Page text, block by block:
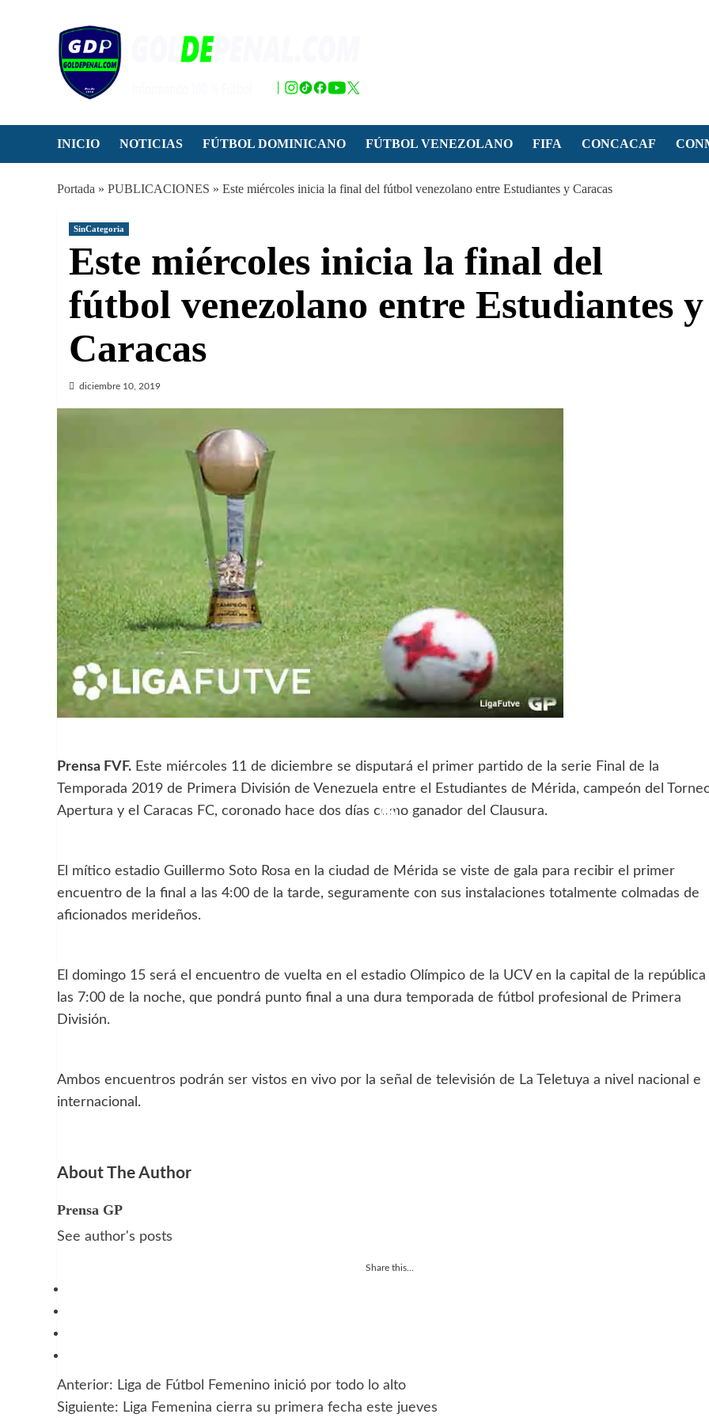
INICIO NOTICIAS FÚTBOL DOMINICANO FÚTBOL VENEZOLANO FIFA CONCACAF
Portada » PUBLICACIONES » Este miércoles inicia la final del fútbol venezolano entre Estudiantes y Caracas
SinCategoria
Este miércoles inicia la final del
fútbol venezolano entre Estudiantes y
Caracas
diciembre 10, 2019
Prensa FVF. Este miércoles 11 de diciembre se disputará el primer partido de la serie Final de la
Temporada 2019 de Primera División de Venezuela entre el Estudiantes de Mérida, campeón del
Apertura y el Caracas FC, coronado hace dos días como ganador del Clausura.
El mítico estadio Guillermo Soto Rosa en la ciudad de Mérida se viste de gala para recibir el primer
encuentro de la final a las 4:00 de la tarde, seguramente con sus instalaciones totalmente colmadas de
aficionados merideños.
El domingo 15 será el encuentro de vuelta en el estadio Olímpico de la UCV en la capital de la república
las 7:00 de la noche, que pondrá punto final a una dura temporada de fútbol profesional de Primera
División.
Ambos encuentros podrán ser vistos en vivo por la señal de televisión de La Teletuya a nivel nacional e
internacional.
About The Author
Prensa GP
See author's posts
Share this...
Navegación
Anterior: Liga de Fútbol Femenino inició por todo lo alto
Siguiente: Liga Femenina cierra su primera fecha este jueves